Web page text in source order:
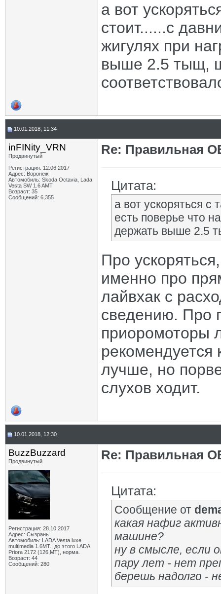
а вот
стоит......с
жигулях при
выше 2.5 тыщ,
10.01.2018, 11:34
inFINity_VRN
Продвинутый
Регистрация: 12.06.2017
Адрес: Воронеж
Автомобиль: Skoda Octavia, Lada
Vesta SW 1.6 AMT
Возраст: 35
Сообщений: 6,355
Re: Правильная
Цитата:
а вот ускоряться с
есть поверье что
держать выше 2.5
Про
именно про
лайвхак с
сведению. Про
приоромоторы
рекомендуется
лучше, но
слухов ходит.
10.01.2018, 12:30
BuzzBuzzard
Продвинутый
Регистрация: 28.10.2017
Адрес: Сызрань
Автомобиль: LADA Vesta luxe
multimedia 1.6MT., до этого LADA
Priora 2172 (126,MT), норма.
Возраст: 44
Сообщений: 280
Re: Правильная
Цитата:
Сообщение от
какая нафиг
машине?
ну в смысле, если
пару лет - нет
берешь надолго -